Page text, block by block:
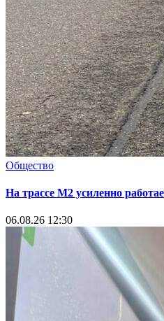
Общество
На трассе М2 усиленно
06.08.26 12:30